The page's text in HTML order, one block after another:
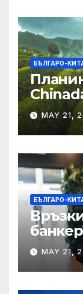
БЪЛГАРО-
MAY 21,
БЪЛГАРО-
MAY 21,